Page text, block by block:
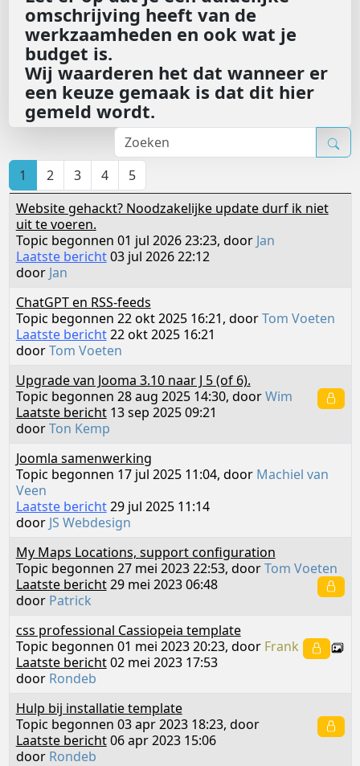
omschrijving heeft van de
werkzaamheden en ook wat je
budget is.
Wij waarderen het dat wanneer er
een keuze gemaak is dat dit hier
gemeld wordt.
1 2 3 4
5
Website gehackt? Noodzakelijke update durf ik niet
uit te voeren.
Topic begonnen 01 jul 2026 23:23, door Jan
Laatste bericht03 jul 2026 22:12
door Jan
ChatGPT en RSS-feeds
Topic begonnen 22 okt 2025 16:21, doorTom Voeten
Laatste bericht22 okt 2025 16:21
doorTom Voeten
Upgrade van Jooma 3.10 naar J 5 (of 6).
Topic begonnen 28 aug 2025 14:30, doorWim
Laatste bericht13 sep 2025 09:21
doorTon Kemp
Joomla samenwerking
Topic begonnen 17 jul 2025 11:04, door Machiel van
Veen
Laatste bericht29 jul 2025 11:14
door JS Webdesign
My Maps Locations, support configuration
Topic begonnen 27 mei 2023 22:53, doorTom Voeten
Laatste bericht29 mei 2023 06:48
door Patrick
css professional Cassiopeia template
Topic begonnen 01 mei 2023 20:23, door Frank
Laatste bericht02 mei 2023 17:53
door Rondeb
Hulp bij installatie template
Topic begonnen 03 apr 2023 18:23, door
Laatste bericht06 apr 2023 15:06
door Rondeb